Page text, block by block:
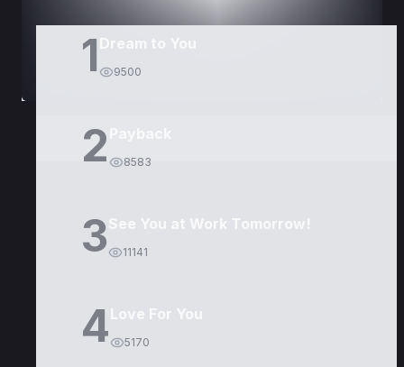
1 Dream to You
9500
2 8583
3See You at Work Tomorrow!
11141
4Love For You
5170